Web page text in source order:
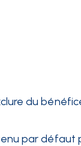
du
par défaut